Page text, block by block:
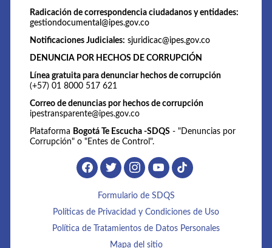
Radicación de correspondencia ciudadanos y entidades:
gestiondocumental@ipes.gov.co
Notificaciones Judiciales: sjuridicac@ipes.gov.co
DENUNCIA POR HECHOS DE CORRUPCIÓN
Línea gratuita para denunciar hechos de corrupción
(+57) 01 8000 517 621
Correo de denuncias por hechos de corrupción
ipestransparente@ipes.gov.co
Plataforma Bogotá Te Escucha -SDQS - "Denuncias por
Corrupción" o "Entes de Control".
Formulario de SDQS
Políticas de Privacidad y Condiciones de Uso
Política de Tratamientos de Datos Personales
Mapa del sitio